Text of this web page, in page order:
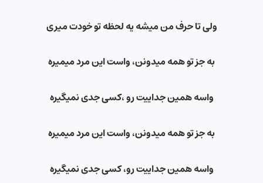
ولی تا حرف من میشه یه لحظه تو خودت میری
به جز تو همه میدونن، واست این مرد میمیره
واسه همین جداییت رو ،کسی جدی نمیگیره
به جز تو همه میدونن، واست این مرد میمیره
واسه همین جداییت رو، کسی جدی نمیگیره